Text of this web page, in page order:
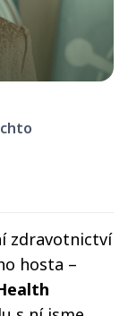
zdravotnictví
hosta –